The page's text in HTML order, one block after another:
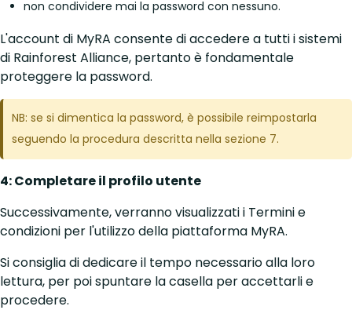
non condividere mai la password con nessuno.
L'account di MyRA consente di accedere a tutti i sistemi
di Rainforest Alliance, pertanto è fondamentale
proteggere la password.
NB: se si dimentica la password, è possibile reimpostarla
seguendo la procedura descritta nella sezione 7.
4: Completare il profilo utente
Successivamente, verranno visualizzati i Termini e
condizioni per l'utilizzo della piattaforma MyRA.
Si consiglia di dedicare il tempo necessario alla loro
lettura, per poi spuntare la casella per accettarli e
procedere.